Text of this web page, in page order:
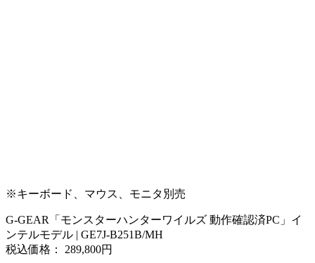
※キーボード、マウス、モニタ別売
G-GEAR「モンスターハンターワイルズ 動作確認済PC」イ
ンテルモデル | GE7J-B251B/MH
税込価格： 289,800円